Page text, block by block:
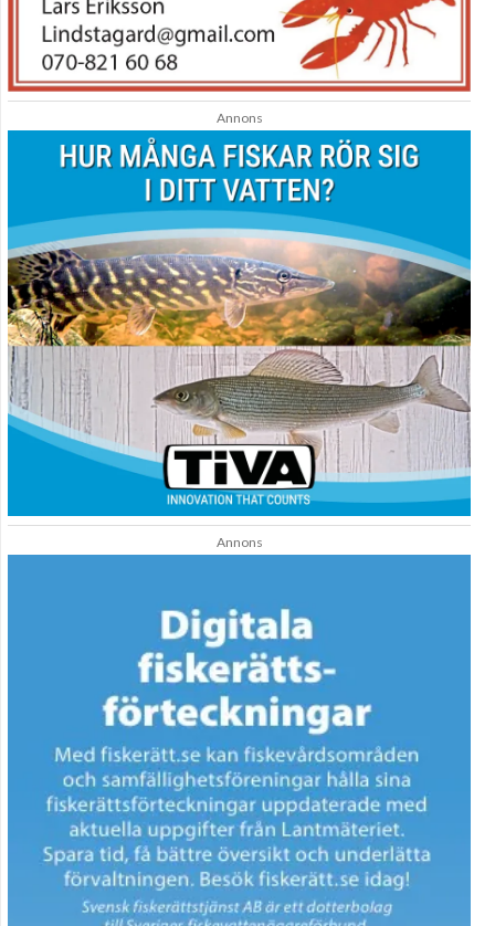
Annons
Annons